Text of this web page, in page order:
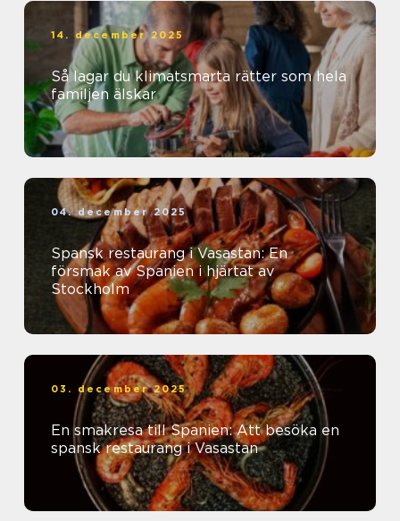
14. december 2025
Så lagar du klimatsmarta rätter som hela
familjen älskar
04. december 2025
Spansk restaurang i Vasastan: En
försmak av Spanien i hjärtat av
Stockholm
03. december 2025
En smakresa till Spanien: Att besöka en
spansk restaurang i Vasastan